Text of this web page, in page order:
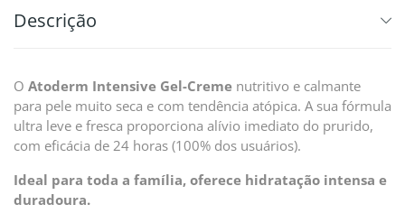
Descrição
O Atoderm Intensive Gel-Creme nutritivo e calmante
para pele muito seca e com tendência atópica. A sua fórmula
ultra leve e fresca proporciona alívio imediato do prurido,
com eficácia de 24 horas (100% dos usuários).
Ideal para toda a família, oferece hidratação intensa e
duradoura.